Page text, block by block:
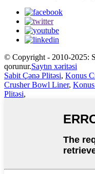
© Copyright - 2010-2025:
qorunur.Saytın xəritəsi
Sabit Çənə Plitəsi, Konus
Crusher Bowl Liner,
Plitəsi,